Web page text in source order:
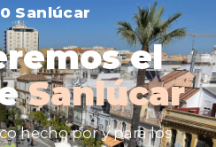
Sanlúcar
el
Sanlúcar
hecho por y para los